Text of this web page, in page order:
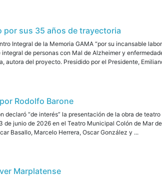
por sus 35 años de trayectoria
Integral de la Memoria GAMA “por su incansable labor
de personas con Mal de Alzheimer y
del proyecto. Presidido por el Presidente,
Rodolfo Barone
declaró “de interés” la presentación de la obra de teatro
de junio de 2026 en el Teatro Municipal Colón de Mar
Basallo, Marcelo Herrera, Oscar González y ...
Marplatense